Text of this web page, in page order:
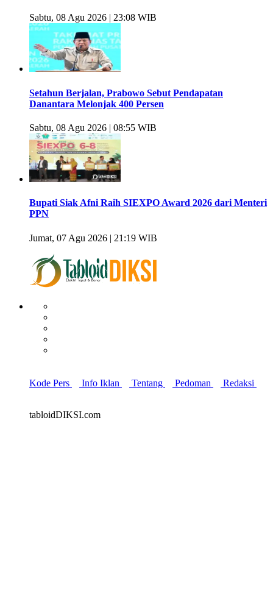
Sabtu, 08 Agu 2026 | 23:08 WIB
Setahun Berjalan, Prabowo Sebut Pendapatan
Danantara Melonjak 400 Persen
Sabtu, 08 Agu 2026 | 08:55 WIB
Bupati Siak Afni Raih SIEXPO Award 2026 dari Menteri
PPN
Jumat, 07 Agu 2026 | 21:19 WIB
Kode Pers Info Iklan Tentang Pedoman Redaksi
tabloidDIKSI.com